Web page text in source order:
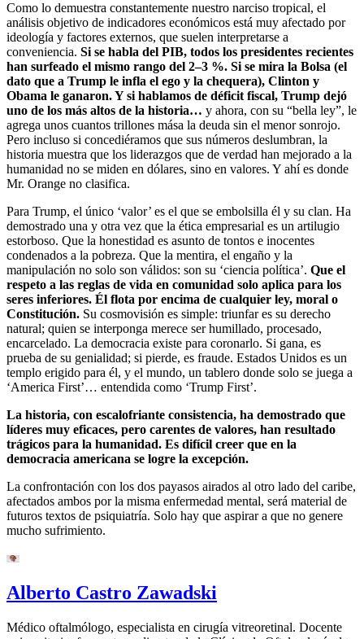
Como lo demuestra constantemente nuestro narciso tropical, el
análisis objetivo de indicadores económicos está muy afectado por
ideología y factores externos, que suelen interpretarse a
conveniencia. Si se habla del PIB, todos los presidentes recientes
han surfeado el mismo rango del 2–3 %. Si se mira la Bolsa (el
dato que a Trump le infla el ego y la chequera), Clinton y
Obama le ganaron. Y si hablamos de déficit fiscal, Trump dejó
uno de los más altos de la historia… y ahora, con su “bella ley”, le
agrega unos cuantos trillones mása la deuda sin el menor sonrojo.
Pero incluso si concediéramos que sus números deslumbran, la
historia muestra que los liderazgos que de verdad han mejorado a la
humanidad no se miden en dólares, sino en valores. Y ahí es donde
Mr. Orange no clasifica.
Para Trump, el único ‘valor’ es el que se embolsilla él y su clan. Ha
demostrado una y otra vez que la ética empresarial es un artilugio
estorboso. Que la honestidad es asunto de tontos e inocentes
condenados a la pobreza. Que la mentira, el engaño y la
manipulación no solo son válidos: son su ‘ciencia política’. Que el
respeto a las reglas de vida en comunidad solo aplica para los
seres inferiores. Él flota por encima de cualquier ley, moral o
Constitución. Su cosmovisión es simple: triunfar es su derecho
natural; quien se interponga merece ser humillado, procesado,
encarcelado. La democracia existe para coronarlo. Si gana, es
prueba de su genialidad; si pierde, es fraude. Estados Unidos es un
templo erigido para él, y el mundo, un tablero donde solo se juega a
‘America First’… entendida como ‘Trump First’.
La historia, con escalofriante consistencia, ha demostrado que
líderes muy eficaces, pero carentes de valores, han resultado
trágicos para la humanidad. Es difícil creer que en la
democracia americana se logre la excepción.
La confrontación con los dos payasos airados al otro lado del caribe,
afectados ambos por la misma enfermedad mental, será material de
futuros textos de psiquiatría. Solo hay que aspirar a que no genere
mucho sufrimiento.
Alberto Castro Zawadski
Médico oftalmólogo, especialista en cirugía vitreoretinal. Docente